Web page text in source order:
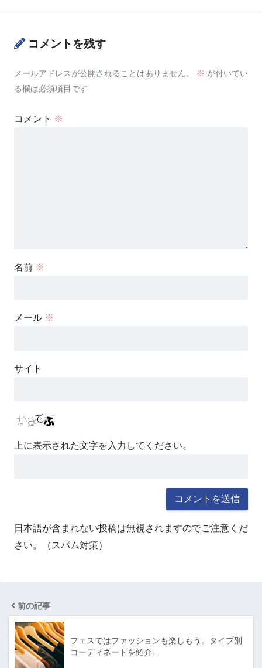
コメントを残す
メールアドレスが公開されることはありません。 ※ が付いてい
る欄は必須項目です
コメント ※
名前 ※
メール ※
サイト
上に表示された文字を入力してください。
日本語が含まれない投稿は無視されますのでご注意くだ
さい。（スパム対策）
前の記事
フェスではファッションも楽しもう。タイプ別
コーディネートを紹介…